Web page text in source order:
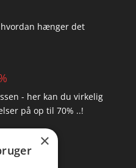
hvordan hænger det
- her kan du virkelig
på op til 70% ..!
×